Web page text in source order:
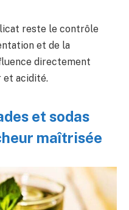
reste le contrôle
et de la
directement
et acidité.
et sodas
maîtrisée